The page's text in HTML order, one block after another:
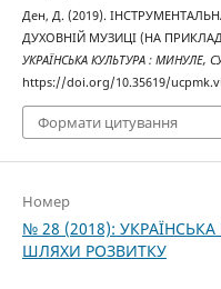
Ден, Д. (2019).
ДУХОВНІЙ МУЗИЦІ (НА
УКРАЇНСЬКА КУЛЬТУРА : МИНУЛЕ,
https://doi.org/10.35619/
Формати цитування
Номер
№ 28 (2018):
ШЛЯХИ РОЗВИТКУ